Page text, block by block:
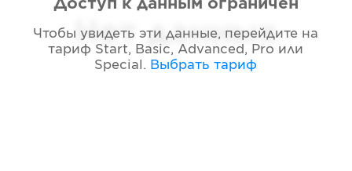
Нет данных
Доступ к данным ограничен
Чтобы увидеть эти данные, перейдите на
тариф Start, Basic, Advanced, Pro или
Special . Выбрать тариф